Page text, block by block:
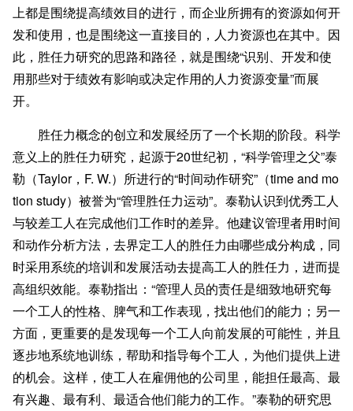
上都是围绕提高绩效目的进行，而企业所拥有的资源如何开
发和使用，也是围绕这一直接目的，人力资源也在其中。因
此，胜任力研究的思路和路径，就是围绕“识别、开发和使
用那些对于绩效有影响或决定作用的人力资源变量”而展
开。
胜任力概念的创立和发展经历了一个长期的阶段。科学
意义上的胜任力研究，起源于20世纪初，“科学管理之父”泰
勒（Taylor，F. W.）所进行的“时间动作研究”（time and mo
tion study）被誉为“管理胜任力运动”。泰勒认识到优秀工人
与较差工人在完成他们工作时的差异。他建议管理者用时间
和动作分析方法，去界定工人的胜任力由哪些成分构成，同
时采用系统的培训和发展活动去提高工人的胜任力，进而提
高组织效能。泰勒指出：“管理人员的责任是细致地研究每
一个工人的性格、脾气和工作表现，找出他们的能力；另一
方面，更重要的是发现每一个工人向前发展的可能性，并且
逐步地系统地训练，帮助和指导每个工人，为他们提供上进
的机会。这样，使工人在雇佣他的公司里，能担任最高、最
有兴趣、最有利、最适合他们能力的工作。”泰勒的研究思